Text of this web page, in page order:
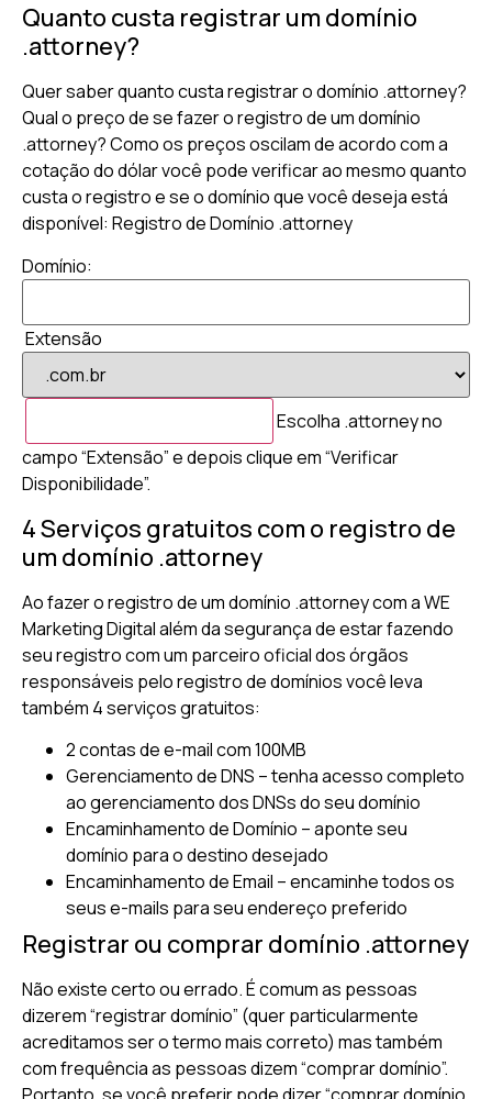
Quanto custa registrar um domínio
.attorney?
Quer saber quanto custa registrar o domínio .attorney?
Qual o preço de se fazer o registro de um domínio
.attorney? Como os preços oscilam de acordo com a
cotação do dólar você pode verificar ao mesmo quanto
custa o registro e se o domínio que você deseja está
disponível: Registro de Domínio .attorney
Domínio:
Extensão
Escolha .attorney no
campo “Extensão” e depois clique em “Verificar
Disponibilidade”.
4 Serviços gratuitos com o registro de
um domínio .attorney
Ao fazer o registro de um domínio .attorney com a WE
Marketing Digital além da segurança de estar fazendo
seu registro com um parceiro oficial dos órgãos
responsáveis pelo registro de domínios você leva
também 4 serviços gratuitos:
2 contas de e-mail com 100MB
Gerenciamento de DNS – tenha acesso completo
ao gerenciamento dos DNSs do seu domínio
Encaminhamento de Domínio – aponte seu
domínio para o destino desejado
Encaminhamento de Email – encaminhe todos os
seus e-mails para seu endereço preferido
Registrar ou comprar domínio .attorney
Não existe certo ou errado. É comum as pessoas
dizerem “registrar domínio” (quer particularmente
acreditamos ser o termo mais correto) mas também
com frequência as pessoas dizem “comprar domínio”.